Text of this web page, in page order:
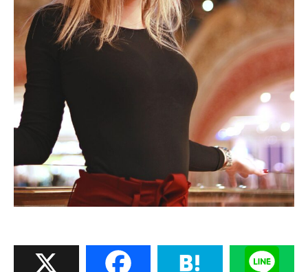
Facebook Hatena Line